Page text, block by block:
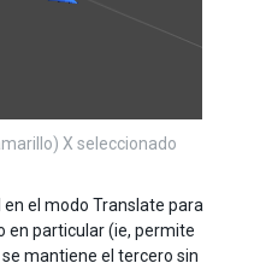
X seleccionado
el modo Translate para
en particular (ie, permite
mantiene el tercero sin